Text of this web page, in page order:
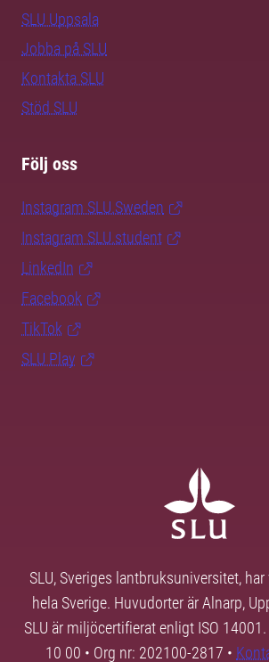
SLU Uppsala
Jobba på SLU
Kontakta SLU
Stöd SLU
Följ oss
Instagram SLU.Sweden
Instagram SLU.student
LinkedIn
Facebook
TikTok
SLU Play
SLU, Sveriges lantbruksuniversitet,
hela Sverige. Huvudorter är Alnarp,
SLU är miljöcertifierat enligt ISO
10 00 • Org nr: 202100-2817 •